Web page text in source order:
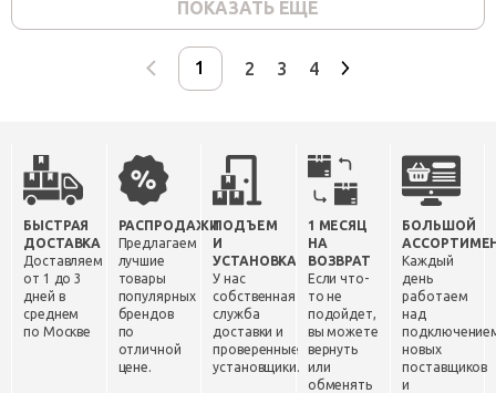
ПОКАЗАТЬ ЕЩЕ
2 3 4
БЫСТРАЯ
ДОСТАВКА
Доставляем
от 1 до 3
дней в
среднем
по Москве
РАСПРОДАЖИ
Предлагаем
лучшие
товары
популярных
брендов
по
отличной
цене.
ПОДЪЕМ
И
УСТАНОВКА
У нас
собственная
служба
доставки и
проверенные
установщики.
1 МЕСЯЦ
НА
ВОЗВРАТ
Если что-
то не
подойдет,
вы можете
вернуть
или
обменять
БОЛЬШОЙ
Каждый
день
работаем
над
новых
поставщиков
и